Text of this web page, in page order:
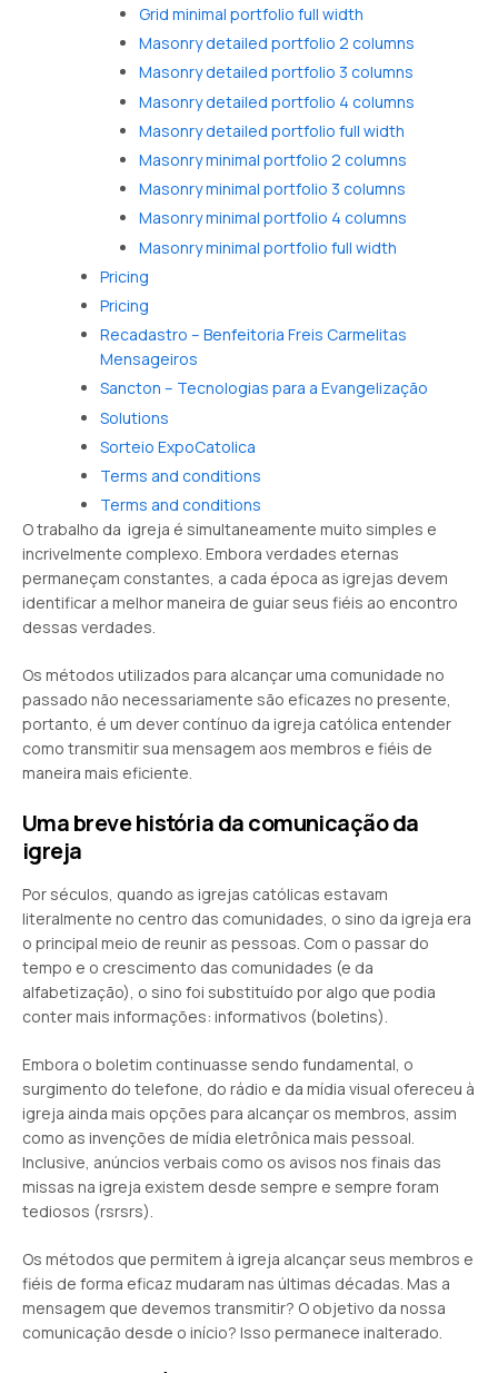
Grid minimal portfolio full width
Masonry detailed portfolio 2 columns
Masonry detailed portfolio 3 columns
Masonry detailed portfolio 4 columns
Masonry detailed portfolio full width
Masonry minimal portfolio 2 columns
Masonry minimal portfolio 3 columns
Masonry minimal portfolio 4 columns
Masonry minimal portfolio full width
Pricing
Pricing
Recadastro – Benfeitoria Freis Carmelitas
Mensageiros
Sancton – Tecnologias para a Evangelização
Solutions
Sorteio ExpoCatolica
Terms and conditions
Terms and conditions
O trabalho da igreja é simultaneamente muito simples e
incrivelmente complexo. Embora verdades eternas
permaneçam constantes, a cada época as igrejas devem
identificar a melhor maneira de guiar seus fiéis ao encontro
dessas verdades.
Os métodos utilizados para alcançar uma comunidade no
passado não necessariamente são eficazes no presente,
portanto, é um dever contínuo da igreja católica entender
como transmitir sua mensagem aos membros e fiéis de
maneira mais eficiente.
Uma breve história da comunicação da
igreja
Por séculos, quando as igrejas católicas estavam
literalmente no centro das comunidades, o sino da igreja era
o principal meio de reunir as pessoas. Com o passar do
tempo e o crescimento das comunidades (e da
alfabetização), o sino foi substituído por algo que podia
conter mais informações: informativos (boletins).
Embora o boletim continuasse sendo fundamental, o
surgimento do telefone, do rádio e da mídia visual ofereceu à
igreja ainda mais opções para alcançar os membros, assim
como as invenções de mídia eletrônica mais pessoal.
Inclusive, anúncios verbais como os avisos nos finais das
missas na igreja existem desde sempre e sempre foram
tediosos (rsrsrs).
Os métodos que permitem à igreja alcançar seus membros e
fiéis de forma eficaz mudaram nas últimas décadas. Mas a
mensagem que devemos transmitir? O objetivo da nossa
comunicação desde o início? Isso permanece inalterado.